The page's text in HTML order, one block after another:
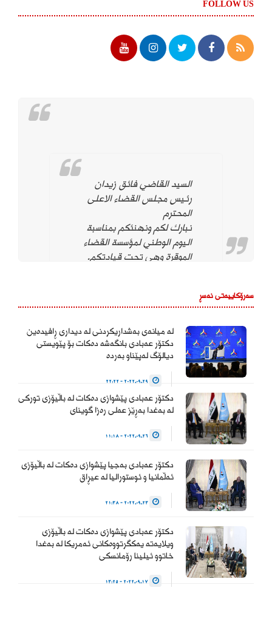
FOLLOW US
السيد القاضي فائق زيدان
رئيس مجلس القضاء الاعلى
المحترم
نبارك لكم ونهنئكم بمناسبة
اليوم الوطني لمؤسسة القضاء
الموقرة وهي تحت قيادتكم.
الديمقراطية والتداول السلمي
للسلطة والحفاظ على…
العبادي
(@HaiderAlAbadi)
سەرۆکاییەتی نەسڕ
لە میانەی بەشداریکردنی لە دیداری ڕافیدەین
دکتۆر عەبادی بانگەشە دەکات بۆ پێویستی
دیالۆگ لەپێناو بەردە
دکتۆر عەبادی پێشوازی دەکات لە باڵیۆزی تورکی
لە بەغدا بەڕێز عەلی رەزا گوینای
دکتۆر عەبادی بەجیا پێشوازی دەکات لە باڵیۆزی
ئەڵمانیا و ئوستورالیا لە عیڕاق
دکتۆر عەبادی پێشوازی دەکات لە باڵیۆزی
ویلایەتە یەکگرتووەکانی ئەمریکا لە بەغدا
خاتوو ئیلینا رۆمانسکی